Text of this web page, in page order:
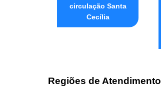
circulação Santa
Cecília
Regiões de Atendimento